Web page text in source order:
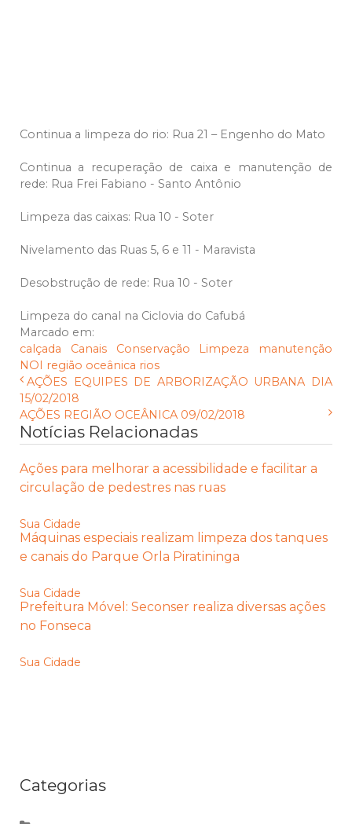
Continua a limpeza do rio: Rua 21 – Engenho do Mato
Continua a recuperação de caixa e manutenção de
rede: Rua Frei Fabiano - Santo Antônio
Limpeza das caixas: Rua 10 - Soter
Nivelamento das Ruas 5, 6 e 11 - Maravista
Desobstrução de rede: Rua 10 - Soter
Limpeza do canal na Ciclovia do Cafubá
Marcado em:
calçada
Canais Conservação Limpeza
manutenção
NOI
região oceânica rios
AÇÕES EQUIPES DE ARBORIZAÇÃO URBANA DIA
15/02/2018
AÇÕES REGIÃO OCEÂNICA 09/02/2018
Notícias Relacionadas
Ações para melhorar a acessibilidade e facilitar a
circulação de pedestres nas ruas
Sua Cidade
Máquinas especiais realizam limpeza dos tanques
e canais do Parque Orla Piratininga
Sua Cidade
Prefeitura Móvel: Seconser realiza diversas ações
no Fonseca
Sua Cidade
Categorias